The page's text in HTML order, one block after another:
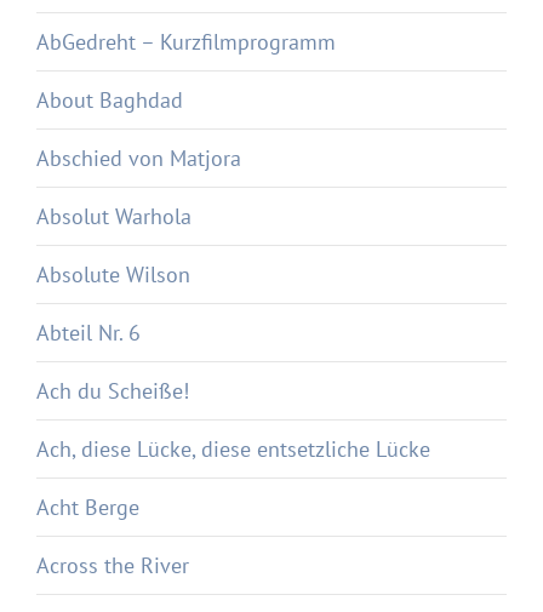
AbGedreht – Kurzfilmprogramm
About Baghdad
Abschied von Matjora
Absolut Warhola
Absolute Wilson
Abteil Nr. 6
Ach du Scheiße!
Ach, diese Lücke, diese entsetzliche Lücke
Acht Berge
Across the River